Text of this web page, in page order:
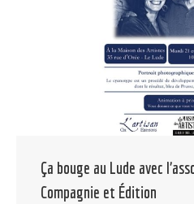
Ça bouge au Lude avec
Compagnie et Édition